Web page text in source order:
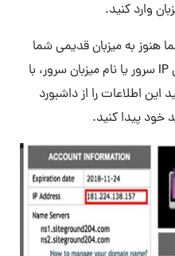
وارد کنید.
هنوز به میزبان قدیمی شما
اشاره دارد، باید با وارد کردن آدرس IP سرور یا نام میزبان سرور، با
این اطلاعات را از داشبورد